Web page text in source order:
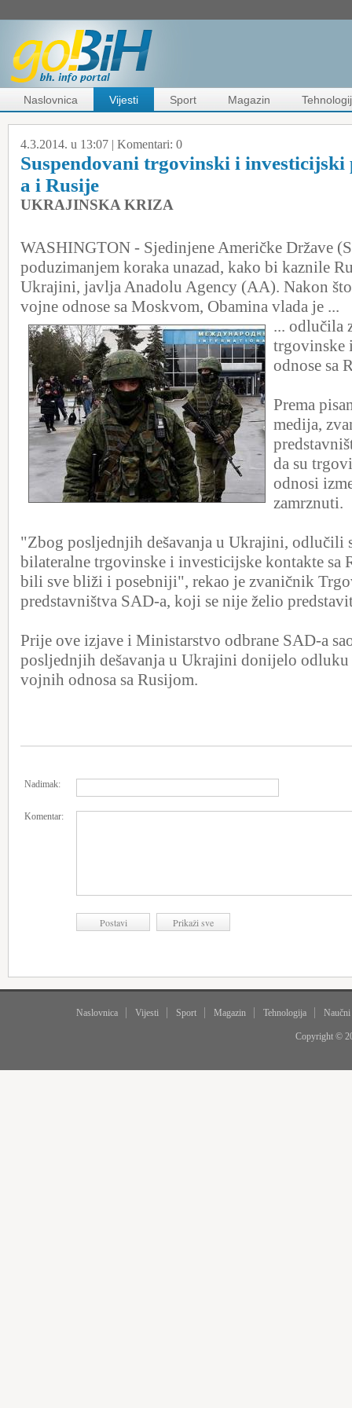
Naslovnica Vijesti Sport Magazin
4.3.2014. u 13:07 | Komentari: 0
Suspendovani trgovinski i investicijski
a i Rusije
UKRAJINSKA KRIZA
WASHINGTON - Sjedinjene Američke Države
poduzimanjem koraka unazad, kako bi kaznile
Ukrajini, javlja Anadolu Agency (AA). Nakon što
vojne odnose sa Moskvom, Obamina vlada je ...
... odlučila
trgovinske
odnose sa
Prema
medija,
da su
odnosi
zamrznuti.
"Zbog posljednjih dešavanja u Ukrajini, odlučili
bilateralne trgovinske i investicijske kontakte sa
bili sve bliži i posebniji", rekao je zvaničnik
predstavništva SAD-a, koji se nije želio
Prije ove izjave i Ministarstvo odbrane SAD-a
posljednjih dešavanja u Ukrajini donijelo odluku
vojnih odnosa sa Rusijom.
Nadimak:
Komentar:
Naslovnica Vijesti Sport Magazin Tehnologija
Copyright ©